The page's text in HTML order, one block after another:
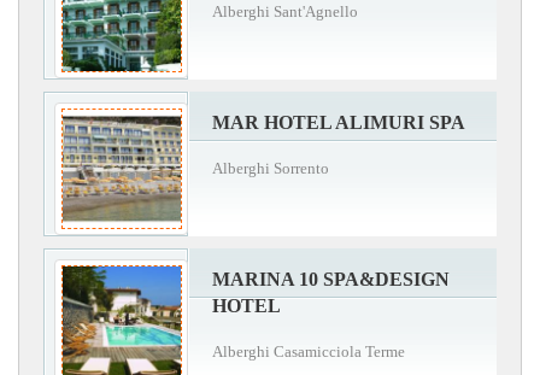
Alberghi Sant'Agnello
MAR HOTEL ALIMURI SPA
Alberghi Sorrento
MARINA 10 SPA&DESIGN
HOTEL
Alberghi Casamicciola Terme